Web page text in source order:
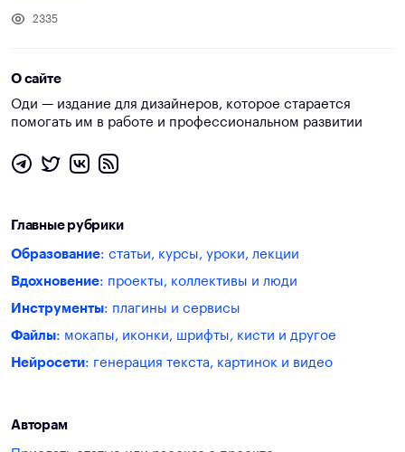
2335
О сайте
Оди — издание для дизайнеров, которое старается
помогать им в работе и профессиональном развитии
Главные рубрики
Образование: статьи, курсы, уроки, лекции
Вдохновение: проекты, коллективы и люди
Инструменты: плагины и сервисы
Файлы: мокапы, иконки, шрифты, кисти и другое
Нейросети: генерация текста, картинок и видео
Авторам